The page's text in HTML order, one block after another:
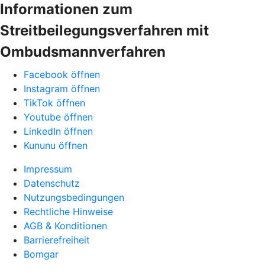
Informationen zum
Streitbeilegungsverfahren mit
Ombudsmannverfahren
Facebook öffnen
Instagram öffnen
TikTok öffnen
Youtube öffnen
LinkedIn öffnen
Kununu öffnen
Impressum
Datenschutz
Nutzungsbedingungen
Rechtliche Hinweise
AGB & Konditionen
Barrierefreiheit
Bomgar